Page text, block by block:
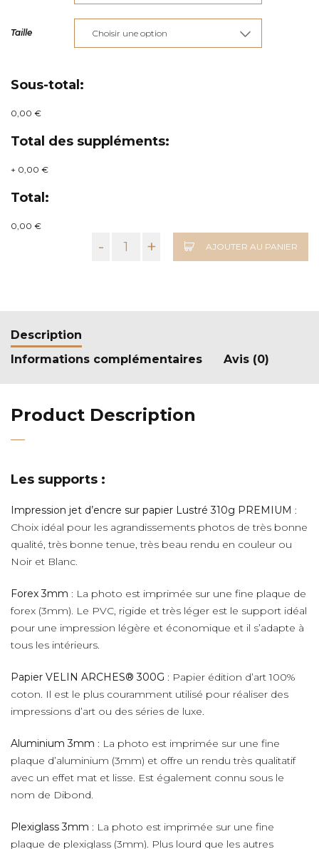
à
€285,00
Taille
Sous-total:
0,00 €
Total des suppléments:
+ 0,00 €
Total:
0,00 €
- + AJOUTER AU PANIER
Description
Informations complémentaires
Avis (0)
Product Description
Les supports :
Impression jet d’encre sur papier Lustré 310g PREMIUM :
Choix idéal pour les agrandissements photos de très bonne
qualité, très bonne tenue, très beau rendu en couleur ou
Noir et Blanc.
Forex 3mm : La photo est imprimée sur une fine plaque de
forex (3mm). Le PVC, rigide et très léger est le support idéal
pour une impression légère et économique et il s’adapte à
tous les intérieurs.
Papier VELIN ARCHES® 300G : Papier édition d’art 100%
coton. Il est le plus couramment utilisé pour réaliser des
impressions d’art ou des séries de luxe.
Aluminium 3mm : La photo est imprimée sur une fine
plaque d’aluminium (3mm) et offre un rendu très qualitatif
avec un effet mat et lisse. Est également connu sous le
nom de Dibond.
Plexiglass 3mm : La photo est imprimée sur une fine
plaque de plexiglass (3mm). Plus lourd que les autres